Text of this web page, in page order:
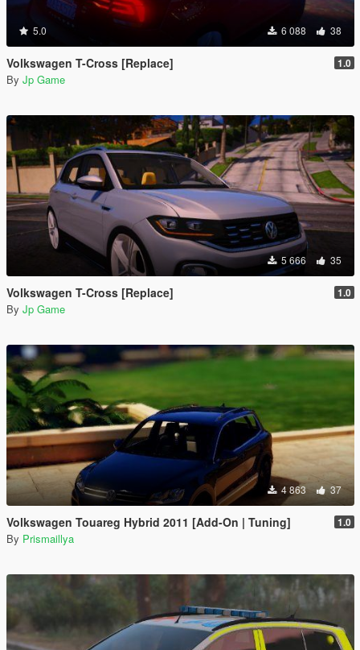
5.0 6 088 38
Volkswagen T-Cross [Replace] 1.0
By Jp Game
5 666 35
Volkswagen T-Cross [Replace] 1.0
By Jp Game
4 863 37
Volkswagen Touareg Hybrid 2011 [Add-On | Tuning] 1.0
By Prismaillya